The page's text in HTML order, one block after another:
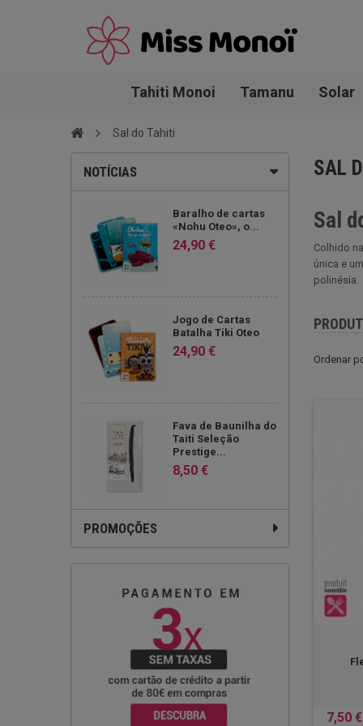
Tahiti Monoi Tamanu Solar
Sal do Tahiti
NOTÍCIAS
Baralho de cartas
«Nohu Oteo», o...
24,90 €
Jogo de Cartas
Batalha Tiki Oteo
24,90 €
Fava de Baunilha do
Taiti Seleção
Prestige...
8,50 €
PROMOÇÕES
SAL
Sal
Colhido
única e
polinésia.
Ordenar
7,50 €